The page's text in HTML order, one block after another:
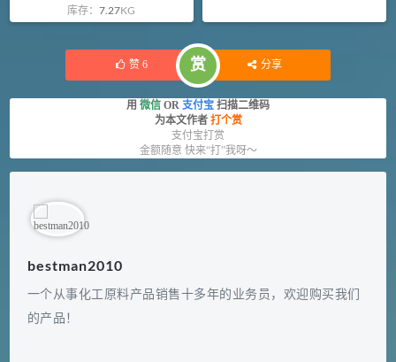
库存：7.27KG
赞 6 赏 分享
用 微信 OR 支付宝 扫描二维码
为本文作者 打个赏
支付宝打赏
金额随意 快来“打”我呀～
bestman2010
一个从事化工原料产品销售十多年的业务员，欢迎购买我们
的产品！